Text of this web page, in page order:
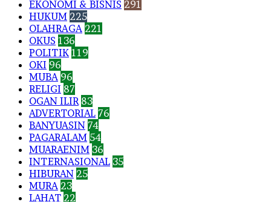
EKONOMI & BISNIS 291
HUKUM 225
OLAHRAGA 221
OKUS 136
POLITIK 119
OKI 96
MUBA 96
RELIGI 87
OGAN ILIR 83
ADVERTORIAL 76
BANYUASIN 74
PAGARALAM 54
MUARAENIM 36
INTERNASIONAL 35
HIBURAN 25
MURA 23
LAHAT 22